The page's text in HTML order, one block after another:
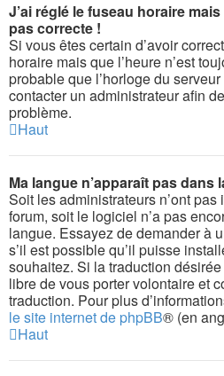
J’ai réglé le fuseau horaire
pas correcte !
Si vous êtes certain d’avoir
horaire mais que l’heure n’est
probable que l’horloge du
contacter un administrateur afin
problème.
Haut
Ma langue n’apparaît pas dans
Soit les administrateurs n’ont
forum, soit le logiciel n’a pas
langue. Essayez de demander à
s’il est possible qu’il puisse
souhaitez. Si la traduction
libre de vous porter volontaire et
traduction. Pour plus
le site internet de phpBB® (en
Haut